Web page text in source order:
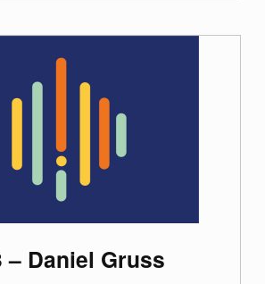
– Daniel Gruss